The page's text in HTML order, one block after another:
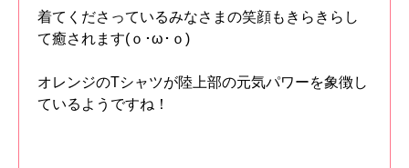
着てくださっているみなさまの笑顔もきらきらし
て癒されます(ｏ･ω･ｏ)
オレンジのTシャツが陸上部の元気パワーを象徴し
ているようですね！